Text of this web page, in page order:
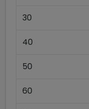
30
40
50
60